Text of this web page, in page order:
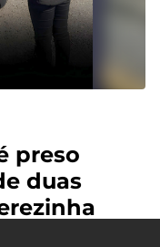
preso
duas